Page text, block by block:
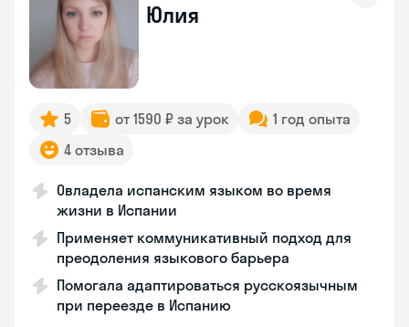
Юлия
5 от 1590 ₽ за урок
1 год опыта
4 отзыва
Овладела испанским языком во время
жизни в Испании
Применяет коммуникативный подход для
преодоления языкового барьера
Помогала адаптироваться русскоязычным
при переезде в Испанию